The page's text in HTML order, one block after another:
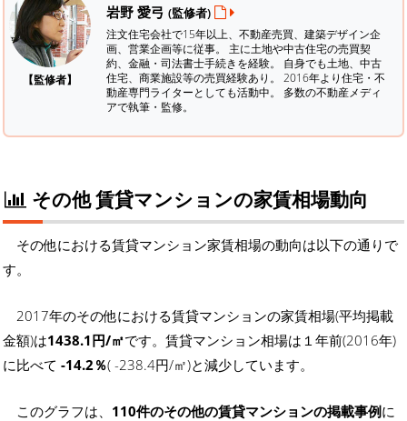
【監修者】
岩野 愛弓 (監修者)
注文住宅会社で15年以上、不動産売買、建築デザイン企
画、営業企画等に従事。 主に土地や中古住宅の売買契
約、金融・司法書士手続きを経験。 自身でも土地、中古
住宅、商業施設等の売買経験あり。 2016年より住宅・不
動産専門ライターとしても活動中。 多数の不動産メディ
アで執筆・監修。
その他 賃貸マンションの家賃相場動向
その他における賃貸マンション家賃相場の動向は以下の通りで
す。
2017年のその他における賃貸マンションの家賃相場(平均掲載
金額)は1438.1円/㎡です。賃貸マンション相場は１年前(2016年)
に比べて -14.2％( -238.4円/㎡)と減少しています。
このグラフは、 110件のその他の賃貸マンションの掲載事例に